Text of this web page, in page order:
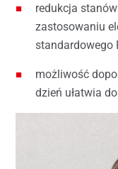
redukcja
zastosowaniu
standardowego
możliwość
dzień ułatwia